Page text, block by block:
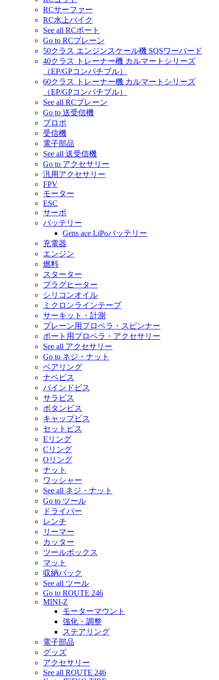
RCサーファー
RC水上バイク
See all RCボート
Go to RCプレーン
50クラス エンジンスケール機 SQSワーバード
40クラス トレーナー機 カルマートシリーズ
（EP/GPコンパチブル）
60クラス トレーナー機 カルマートシリーズ
（EP/GPコンパチブル）
See all RCプレーン
Go to 送受信機
プロポ
受信機
電子部品
See all 送受信機
Go to アクセサリー
汎用アクセサリー
FPV
モーター
ESC
サーボ
バッテリー
Gens ace LiPoバッテリー
充電器
エンジン
燃料
スターター
プラグヒーター
シリコンオイル
ミクロンラインテープ
サーキット・計測
プレーン用プロペラ・スピンナー
ボート用プロペラ・アクセサリー
See all アクセサリー
Go to ネジ・ナット
ベアリング
ナベビス
バインドビス
サラビス
ボタンビス
キャップビス
セットビス
Eリング
Cリング
Oリング
ナット
ワッシャー
See all ネジ・ナット
Go to ツール
ドライバー
レンチ
リーマー
カッター
ツールボックス
マット
収納バック
See all ツール
Go to ROUTE 246
MINI-Z
モーターマウント
強化・調整
ステアリング
電子部品
グッズ
アクセサリー
See all ROUTE 246